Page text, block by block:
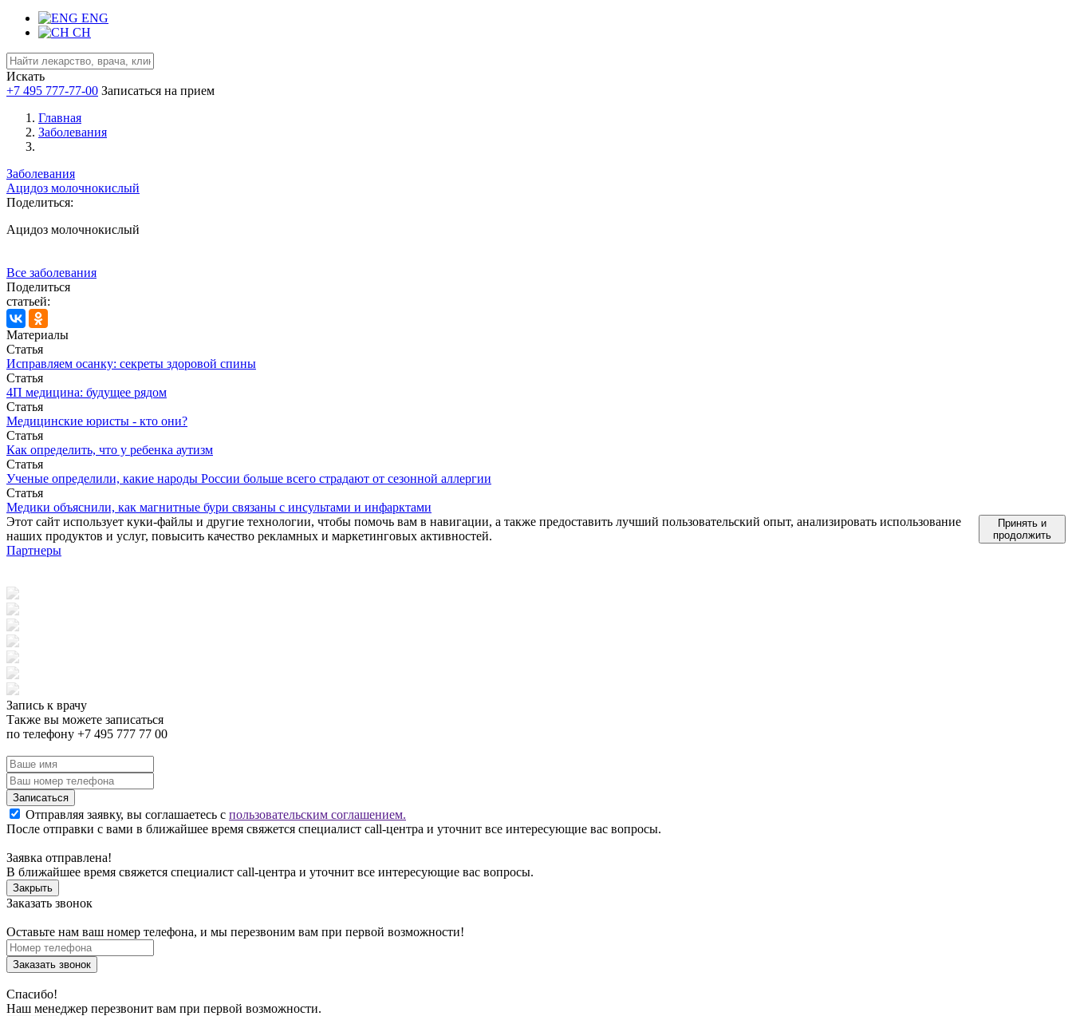
ENG
CH
Искать
+7 495 777-77-00 Записаться на прием
Главная
Заболевания
Заболевания
Ацидоз молочнокислый
Поделиться:
Ацидоз молочнокислый
Все заболевания
Поделиться
статьей:
Материалы
Статья
Исправляем осанку: секреты здоровой спины
Статья
4П медицина: будущее рядом
Статья
Медицинские юристы - кто они?
Статья
Как определить, что у ребенка аутизм
Статья
Ученые определили, какие народы России больше всего страдают от сезонной аллергии
Статья
Медики объяснили, как магнитные бури связаны с инсультами и инфарктами
Этот сайт использует куки-файлы и другие технологии, чтобы помочь вам в навигации, а также предоставить лучший пользовательский опыт, анализировать использование
наших продуктов и услуг, повысить качество рекламных и маркетинговых активностей.
Принять и
продолжить
Партнеры
Запись к врачу
Также вы можете записаться
по телефону +7 495 777 77 00
Записаться
Отправляя заявку, вы соглашаетесь с пользовательским соглашением.
После отправки с вами в ближайшее время свяжется специалист call-центра и уточнит все интересующие вас вопросы.
Заявка отправлена!
В ближайшее время свяжется специалист call-центра и уточнит все интересующие вас вопросы.
Закрыть
Заказать звонок
Оставьте нам ваш номер телефона, и мы перезвоним вам при первой возможности!
Заказать звонок
Спасибо!
Наш менеджер перезвонит вам при первой возможности.